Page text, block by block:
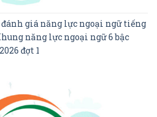
giá năng lực ngoại ngữ tiếng
năng lực ngoại ngữ 6 bậc
đợt 1